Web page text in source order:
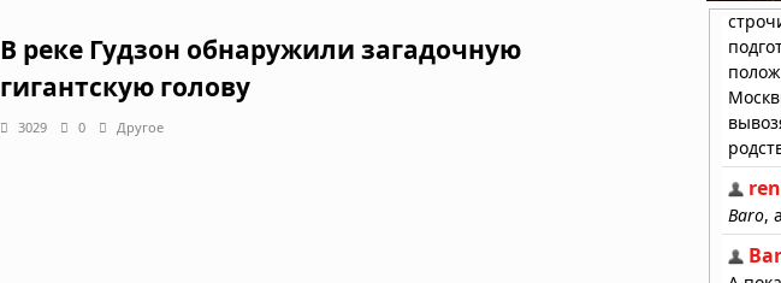
В реке Гудзон обнаружили загадочную
гигантскую голову
3029 0 Другое